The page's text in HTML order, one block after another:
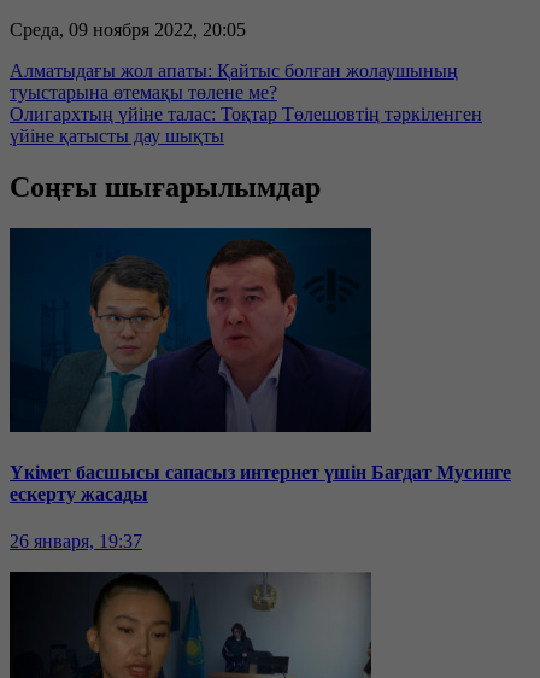
Среда, 09 ноября 2022, 20:05
Алматыдағы жол апаты: Қайтыс болған жолаушының
туыстарына өтемақы төлене ме?
Олигархтың үйіне талас: Тоқтар Төлешовтің тәркіленген
үйіне қатысты дау шықты
Соңғы шығарылымдар
Үкімет басшысы сапасыз интернет үшін Бағдат Мусинге
ескерту жасады
26 января, 19:37